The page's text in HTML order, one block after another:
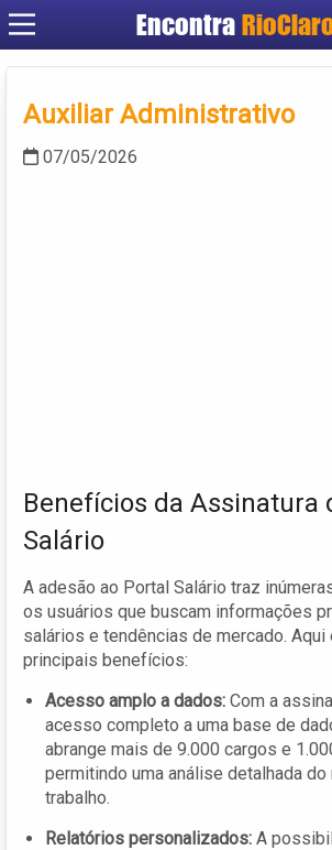
Encontra
Cadastrar
Criar conta
Auxiliar Administrativo
07/05/2026
Benefícios da Assinatura
Salário
A adesão ao Portal Salário traz
os usuários que buscam informações
salários e tendências de mercado.
principais benefícios:
Acesso amplo a dados: Com a
acesso completo a uma base de
abrange mais de 9.000 cargos e
permitindo uma análise detalhada do
trabalho.
Relatórios personalizados: A